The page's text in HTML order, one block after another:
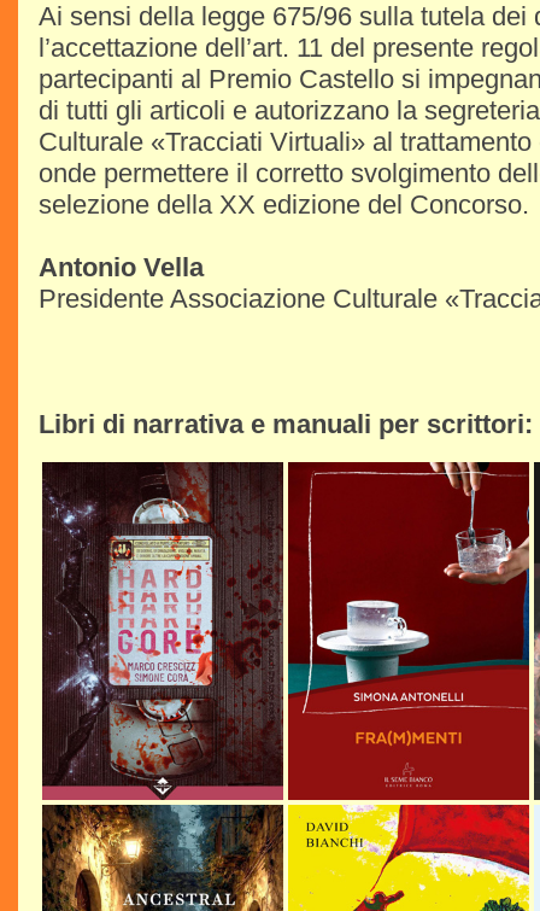
Ai sensi della legge 675/96 sulla tutela dei
l’accettazione dell’art. 11 del presente
partecipanti al Premio Castello si
di tutti gli articoli e autorizzano la
Culturale «Tracciati Virtuali» al
onde permettere il corretto svolgimento
selezione della XX edizione del Concorso.
Antonio Vella
Presidente Associazione Culturale
Libri di narrativa e manuali per scrittori: